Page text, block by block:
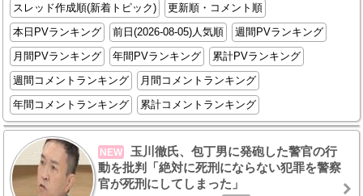
スレッド作成順(新着トピック)
更新順・コメント順
本日PVランキング
前日(2026-08-05)人気順
週間PVランキング
月間PVランキング
年間PVランキング
累計PVランキング
週間コメントランキング
月間コメントランキング
年間コメントランキング
累計コメントランキング
NEW
玉川徹氏、包丁男に発砲した警官の行
動を批判「絶対に死刑にならない犯罪を警察
官が死刑にしてしまった」